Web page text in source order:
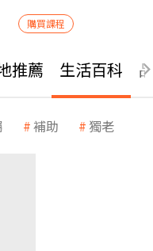
購買課程
推薦 生活百科
補助 獨老